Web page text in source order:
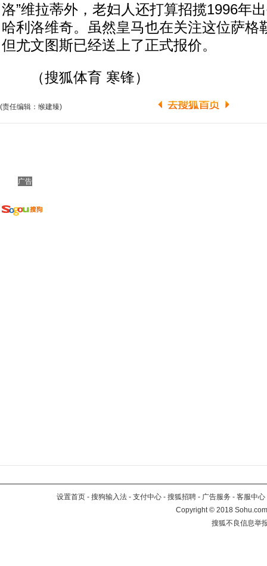
洛”维拉蒂外，老妇人还打算招揽1996年
哈利洛维奇。虽然皇马也在关注这位萨格
但尤文图斯已经送上了正式报价。
（搜狐体育 寒锋）
(责任编辑：缑建臻)
广告
设置首页 - 搜狗输入法 - 支付中心 - 搜狐招聘 - 广告服务 - 客服中心
Copyright©2018
搜狐不良信息举